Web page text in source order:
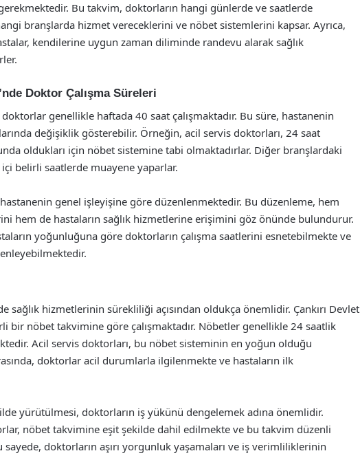
Bu takvim, doktorların hangi günlerde ve saatlerde
branşlarda hizmet vereceklerini ve nöbet sistemlerini kapsar. Ayrıca,
kendilerine uygun zaman diliminde randevu alarak sağlık
Doktor Çalışma Süreleri
doktorlar genellikle haftada 40 saat çalışmaktadır. Bu süre, hastanenin
değişiklik gösterebilir. Örneğin, acil servis doktorları, 24 saat
oldukları için nöbet sistemine tabi olmaktadırlar. Diğer branşlardaki
belirli saatlerde muayene yaparlar.
genel işleyişine göre düzenlenmektedir. Bu düzenleme, hem
hem de hastaların sağlık hizmetlerine erişimini göz önünde bulundurur.
yoğunluğuna göre doktorların çalışma saatlerini esnetebilmekte ve
sağlık hizmetlerinin sürekliliği açısından oldukça önemlidir. Çankırı Devlet
bir nöbet takvimine göre çalışmaktadır. Nöbetler genellikle 24 saatlik
Acil servis doktorları, bu nöbet sisteminin en yoğun olduğu
doktorlar acil durumlarla ilgilenmekte ve hastaların ilk
yürütülmesi, doktorların iş yükünü dengelemek adına önemlidir.
nöbet takvimine eşit şekilde dahil edilmekte ve bu takvim düzenli
doktorların aşırı yorgunluk yaşamaları ve iş verimliliklerinin